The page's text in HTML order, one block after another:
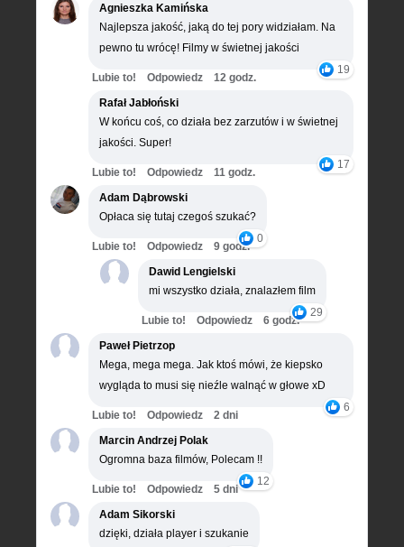
Agnieszka Kamińska
Najlepsza jakość, jaką do tej pory widziałam. Na
pewno tu wrócę! Filmy w świetnej jakości
19
Lubie to! Odpowiedz
12 godz.
Rafał Jabłoński
W końcu coś, co działa bez zarzutów i w świetnej
jakości. Super!
17
Lubie to! Odpowiedz
11 godz.
Adam Dąbrowski
Opłaca się tutaj czegoś szukać?
0
Lubie to! Odpowiedz
9 godz.
Dawid Lengielski
mi wszystko działa, znalazłem film
29
Lubie to! Odpowiedz
6 godz.
Paweł Pietrzop
Mega, mega mega. Jak ktoś mówi, że kiepsko
wygląda to musi się nieźle walnąć w głowe xD
6
Lubie to! Odpowiedz
2 dni
Marcin Andrzej Polak
Ogromna baza filmów, Polecam !!
12
Lubie to! Odpowiedz
5 dni
Adam Sikorski
dzięki, działa player i szukanie